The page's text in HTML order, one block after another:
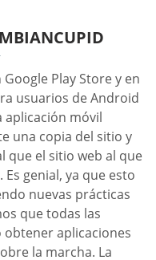
Play Store y en
usuarios de Android
aplicación móvil
una copia del sitio y
que el sitio web al que
genial, ya que esto
nuevas prácticas
que todas las
aplicaciones
la marcha. La